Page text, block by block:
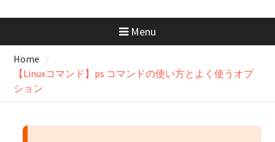
基本構成からサービス連携まで
まるっと解説
AWS SAA 学習で一番使った本と
×Udemy問題集
GitHubの開発フローを学ぼ
Menu
Home
【Linuxコマンド】ps コマンドの使い方とよく使うオプ
ション